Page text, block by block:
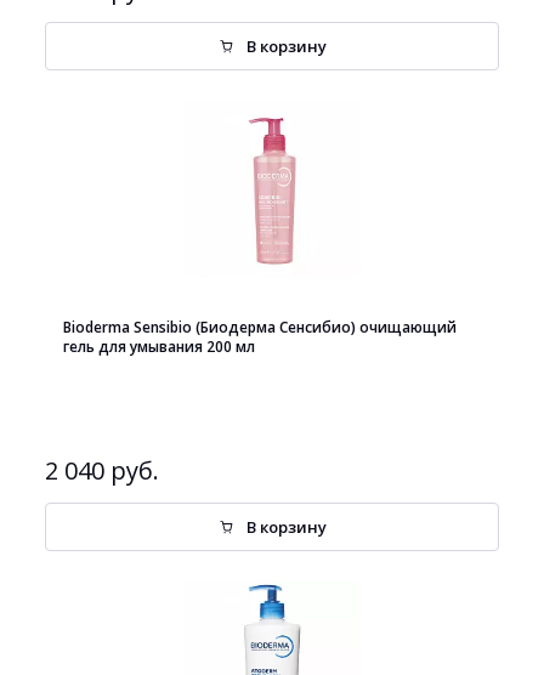
В корзину
Bioderma Sensibio (Биодерма Сенсибио) очищающий
гель для умывания 200 мл
2 040 руб.
В корзину